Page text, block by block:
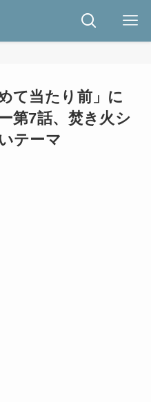
て当たり前」に
第7話、焚き火シ
テーマ